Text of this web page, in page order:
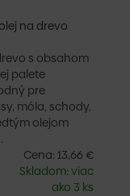
na drevo
s obsahom
palete
pre
móla, schody,
olejom
Cena: 13,66 €
Skladom: viac
ako 3 ks